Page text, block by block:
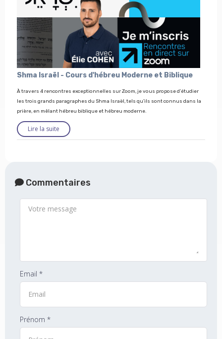
Shma Israël - Cours d'hébreu Moderne et Biblique
À travers 4 rencontres exceptionnelles sur Zoom, je vous propose d’étudier
les trois grands paragraphes du Shma Israël, tels qu’ils sont connus dans la
prière, en mêlant hébreu biblique et hébreu moderne.
Lire la suite
Commentaires
Email *
Prénom *